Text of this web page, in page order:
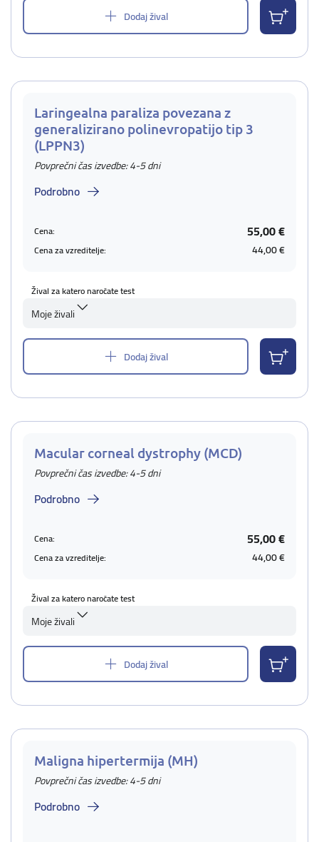
Dodaj žival
Laringealna paraliza povezana z
generalizirano polinevropatijo tip 3
(LPPN3)
Povprečni čas izvedbe: 4-5 dni
Podrobno
Cena: 55,00 €
Cena za vzreditelje: 44,00 €
Žival za katero naročate test
Moje živali
Dodaj žival
Macular corneal dystrophy (MCD)
Povprečni čas izvedbe: 4-5 dni
Podrobno
Cena: 55,00 €
Cena za vzreditelje: 44,00 €
Žival za katero naročate test
Moje živali
Dodaj žival
Maligna hipertermija (MH)
Povprečni čas izvedbe: 4-5 dni
Podrobno